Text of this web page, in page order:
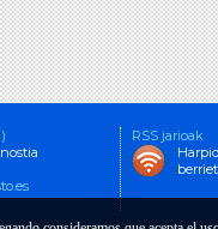
RSS jarioak